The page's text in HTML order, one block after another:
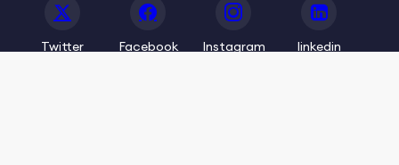
Twitter Facebook Instagram linkedin